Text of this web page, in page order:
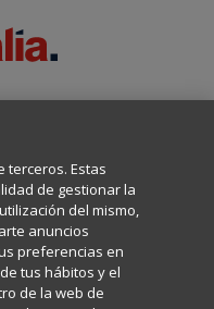
de Hostalia, dirigido por
terceros. Estas
de gestionar la
del mismo,
anuncios
preferencias en
tus hábitos y el
de la web de